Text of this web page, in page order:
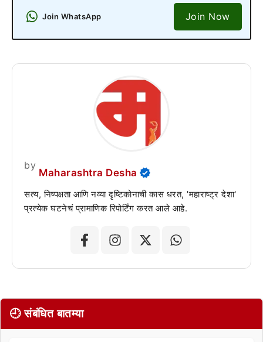
Join WhatsApp Join Now
by
Maharashtra Desha
सत्य, निष्पक्षता आणि नव्या दृष्टिकोनाची कास धरत, 'महाराष्ट्र देशा'
प्रत्येक घटनेचं प्रामाणिक रिपोर्टिंग करत आले आहे.
🕘 संबंधित बातम्या